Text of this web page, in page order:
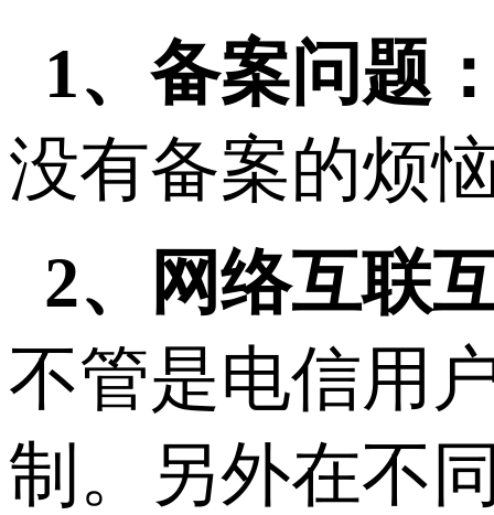
1、备案问题
没有备案的烦
2、网络互联
不管是电信用
制。另外在不